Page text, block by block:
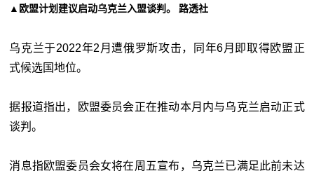
▲欧盟计划建议启动乌克兰入盟谈判。 路透社
乌克兰于2022年2月遭俄罗斯攻击，同年6月即取得欧盟正
式候选国地位。
据报道指出，欧盟委员会正在推动本月内与乌克兰启动正式
谈判。
消息指欧盟委员会女将在周五宣布，乌克兰已满足此前未达